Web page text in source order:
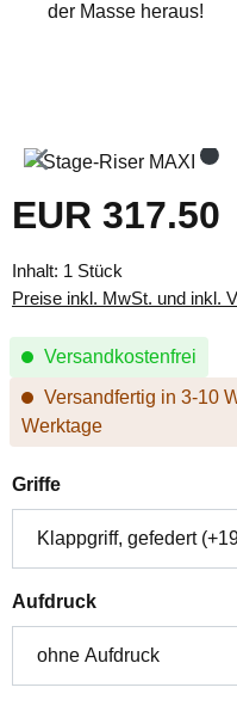
der Masse heraus!
Bildergalerie überspringen
Regulärer Preis:
EUR 317.50
Inhalt: 1 Stück
Preise inkl. MwSt. und inkl.
Versandkostenfrei
Versandfertig in 3-10
Werktage
Griffeauswählen
Aufdruckauswählen